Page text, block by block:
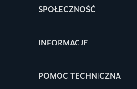
SPOŁECZNOŚĆ
INFORMACJE
POMOC TECHNICZNA